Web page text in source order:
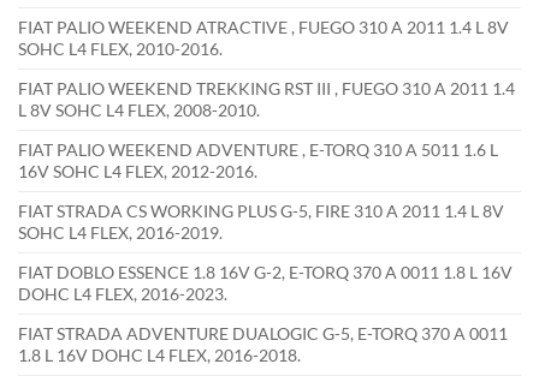
FIAT PALIO WEEKEND ATRACTIVE , FUEGO 310 A 2011 1.4 L 8V
SOHC L4 FLEX, 2010-2016.
FIAT PALIO WEEKEND TREKKING RST III , FUEGO 310 A 2011 1.4
L 8V SOHC L4 FLEX, 2008-2010.
FIAT PALIO WEEKEND ADVENTURE , E-TORQ 310 A 5011 1.6 L
16V SOHC L4 FLEX, 2012-2016.
FIAT STRADA CS WORKING PLUS G-5, FIRE 310 A 2011 1.4 L 8V
SOHC L4 FLEX, 2016-2019.
FIAT DOBLO ESSENCE 1.8 16V G-2, E-TORQ 370 A 0011 1.8 L 16V
DOHC L4 FLEX, 2016-2023.
FIAT STRADA ADVENTURE DUALOGIC G-5, E-TORQ 370 A 0011
1.8 L 16V DOHC L4 FLEX, 2016-2018.